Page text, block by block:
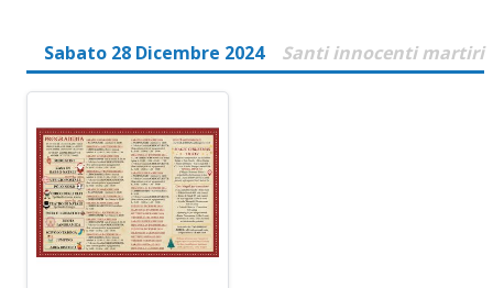
Sabato 28 Dicembre 2024 Santi innocenti martiri